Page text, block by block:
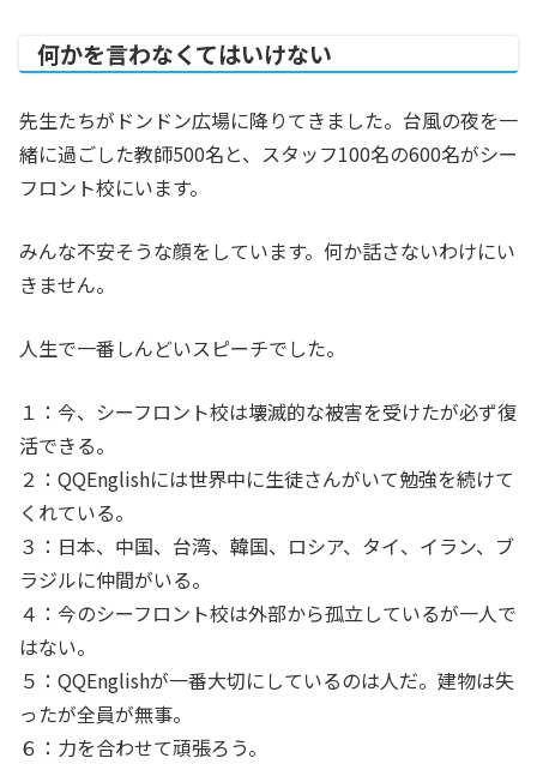
何かを言わなくてはいけない
先生たちがドンドン広場に降りてきました。台風の夜を一
緒に過ごした教師500名と、スタッフ100名の600名がシー
フロント校にいます。
みんな不安そうな顔をしています。何か話さないわけにい
きません。
人生で一番しんどいスピーチでした。
１：今、シーフロント校は壊滅的な被害を受けたが必ず復
活できる。
２：QQEnglishには世界中に生徒さんがいて勉強を続けて
くれている。
３：日本、中国、台湾、韓国、ロシア、タイ、イラン、ブ
ラジルに仲間がいる。
４：今のシーフロント校は外部から孤立しているが一人で
はない。
５：QQEnglishが一番大切にしているのは人だ。建物は失
ったが全員が無事。
６：力を合わせて頑張ろう。